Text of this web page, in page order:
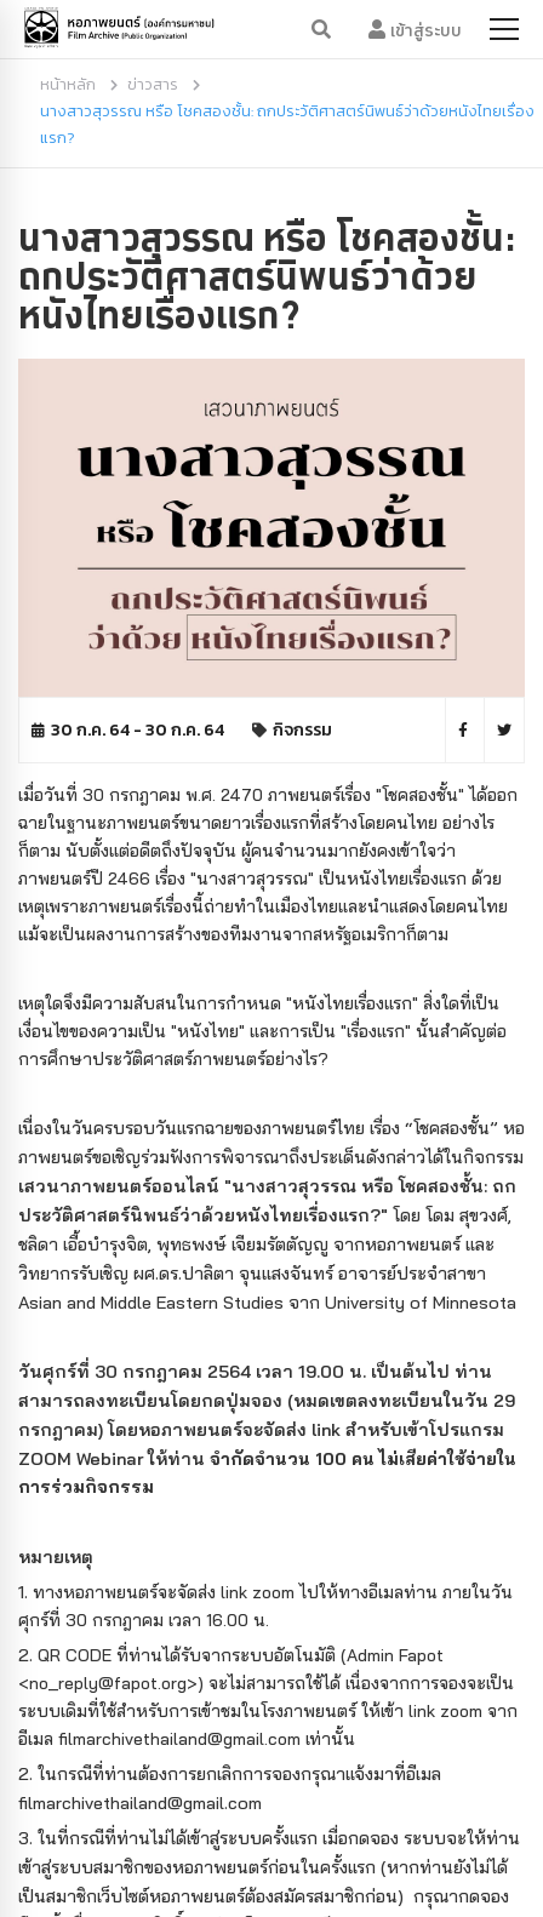
เข้าสู่ระบบ
หน้าหลัก
ข่าวสาร
นางสาวสุวรรณ หรือ โชคสองชั้น: ถกประวัติศาสตร์นิพนธ์ว่าด้วยหนังไทยเรื่อง
แรก?
นางสาวสุวรรณ หรือ โชคสองชั้น:
ถกประวัติศาสตร์นิพนธ์ว่าด้วย
หนังไทยเรื่องแรก?
30 ก.ค. 64 - 30 ก.ค. 64 กิจกรรม
เมื่อวันที่ 30 กรกฎาคม พ.ศ. 2470 ภาพยนตร์เรื่อง "โชคสองชั้น" ได้ออก
ฉายในฐานะภาพยนตร์ขนาดยาวเรื่องแรกที่สร้างโดยคนไทย อย่างไร
ก็ตาม นับตั้งแต่อดีตถึงปัจจุบัน ผู้คนจำนวนมากยังคงเข้าใจว่า
ภาพยนตร์ปี 2466 เรื่อง "นางสาวสุวรรณ" เป็นหนังไทยเรื่องแรก ด้วย
เหตุเพราะภาพยนตร์เรื่องนี้ถ่ายทำในเมืองไทยและนำแสดงโดยคนไทย
แม้จะเป็นผลงานการสร้างของทีมงานจากสหรัฐอเมริกาก็ตาม
เหตุใดจึงมีความสับสนในการกำหนด "หนังไทยเรื่องแรก" สิ่งใดที่เป็น
เงื่อนไขของความเป็น "หนังไทย" และการเป็น "เรื่องแรก" นั้นสำคัญต่อ
การศึกษาประวัติศาสตร์ภาพยนตร์อย่างไร?
เนื่องในวันครบรอบวันแรกฉายของภาพยนตร์ไทย เรื่อง “โชคสองชั้น” หอ
ภาพยนตร์ขอเชิญร่วมฟังการพิจารณาถึงประเด็นดังกล่าวได้ในกิจกรรม
เสวนาภาพยนตร์ออนไลน์ "นางสาวสุวรรณ หรือ โชคสองชั้น: ถก
ประวัติศาสตร์นิพนธ์ว่าด้วยหนังไทยเรื่องแรก?" โดย โดม สุขวงศ์,
ชลิดา เอื้อบำรุงจิต, พุทธพงษ์ เจียมรัตตัญญู จากหอภาพยนตร์ และ
วิทยากรรับเชิญ ผศ.ดร.ปาลิตา จุนแสงจันทร์ อาจารย์ประจำสาขา
Asian and Middle Eastern Studies จาก University of Minnesota
วันศุกร์ที่ 30 กรกฎาคม 2564 เวลา 19.00 น. เป็นต้นไป ท่าน
สามารถลงทะเบียนโดยกดปุ่มจอง (หมดเขตลงทะเบียนในวัน 29
กรกฎาคม) โดยหอภาพยนตร์จะจัดส่ง link สำหรับเข้าโปรแกรม
ZOOM Webinarให้ท่าน จำกัดจำนวน 100 คน ไม่เสียค่าใช้จ่ายใน
การร่วมกิจกรรม
หมายเหตุ
1. ทางหอภาพยนตร์จะจัดส่ง link zoom ไปให้ทางอีเมลท่าน ภายในวัน
ศุกร์ที่ 30 กรกฎาคม เวลา 16.00 น.
2. QR CODE ที่ท่านได้รับจากระบบอัตโนมัติ (Admin Fapot
<no_reply@fapot.org>) จะไม่สามารถใช้ได้เนื่องจากการจองจะเป็น
ระบบเดิมที่ใช้สำหรับการเข้าชมในโรงภาพยนตร์ ให้เข้า link zoom จาก
อีเมล filmarchivethailand@gmail.com เท่านั้น
2. ในกรณีที่ท่านต้องการยกเลิกการจองกรุณาแจ้งมาที่อีเมล
filmarchivethailand@gmail.com
3. ในที่กรณีที่ท่านไม่ได้เข้าสู่ระบบครั้งแรก เมื่อกดจอง ระบบจะให้ท่าน
เข้าสู่ระบบสมาชิกของหอภาพยนตร์ก่อนในครั้งแรก (หากท่านยังไม่ได้
เป็นสมาชิกเว็บไซต์หอภาพยนตร์ต้องสมัครสมาชิกก่อน) กรุณากดจอง